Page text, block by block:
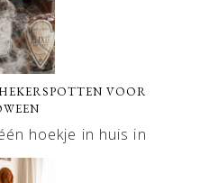
VOOR
hoekje in huis in